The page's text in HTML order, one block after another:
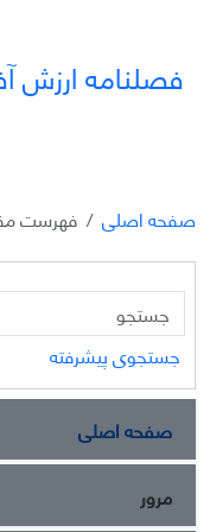
فصلنامه ارزش
صفحه اصلی
فهرست
جستجوی پیشرفته
صفحه اصلی
مرور